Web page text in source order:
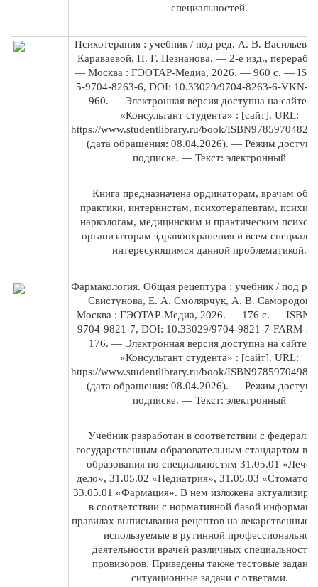
специальностей.
Психотерапия : учебник / под ред. А. В.
Караваевой, Н. Г. Незнанова. — 2-е изд., перераб.
— Москва : ГЭОТАР-Медиа, 2026. — 960 с. —
5-9704-8263-6, DOI: 10.33029/9704-8263-6-VKN-
960. — Электронная версия доступна на сайте
«Консультант студента» : [сайт]. URL:
https://www.studentlibrary.ru/book/
(дата обращения: 08.04.2026). — Режим
подписке. — Текст: электронный
Книга предназначена ординаторам, врачам
практики, интернистам, психотерапевтам,
наркологам, медицинским и практическим
организаторам здравоохранения и всем
интересующимся данной проблематикой.
Фармакология. Общая рецептура : учебник / под
Свистунова, Е. А. Смолярчук, А. В.
Москва : ГЭОТАР-Медиа, 2026. — 176 с. — ISBN
9704-9821-7, DOI: 10.33029/9704-9821-7-FARM-
176. — Электронная версия доступна на сайте
«Консультант студента» : [сайт]. URL:
https://www.studentlibrary.ru/book/
(дата обращения: 08.04.2026). — Режим
подписке. — Текст: электронный
Учебник разработан в соответствии с
государственным образовательным стандартом
образования по специальностям 31.05.01
дело», 31.05.02 «Педиатрия», 31.05.03
33.05.01 «Фармация». В нем изложена
в соответствии с нормативной базой
правилах выписывания рецептов на лекарственные
используемые в рутинной профессиональной
деятельности врачей различных
провизоров. Приведены также тестовые
ситуационные задачи с ответами.